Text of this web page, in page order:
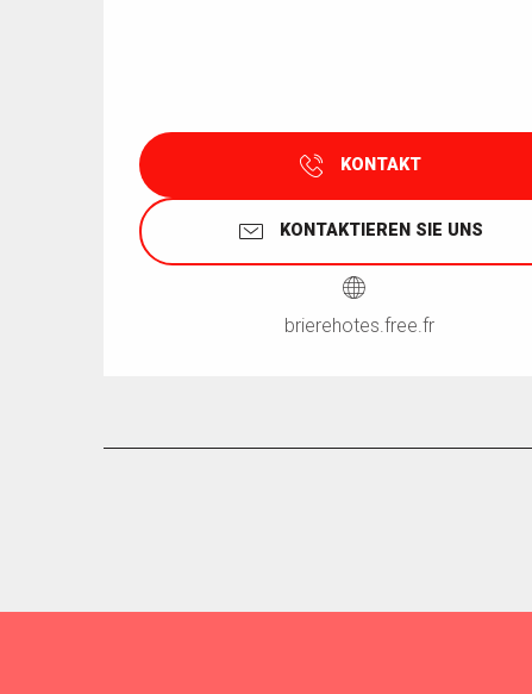
KONTAKT
KONTAKTIEREN SIE UNS
brierehotes.free.fr